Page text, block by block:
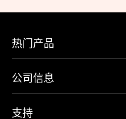
热门产品
公司信息
支持